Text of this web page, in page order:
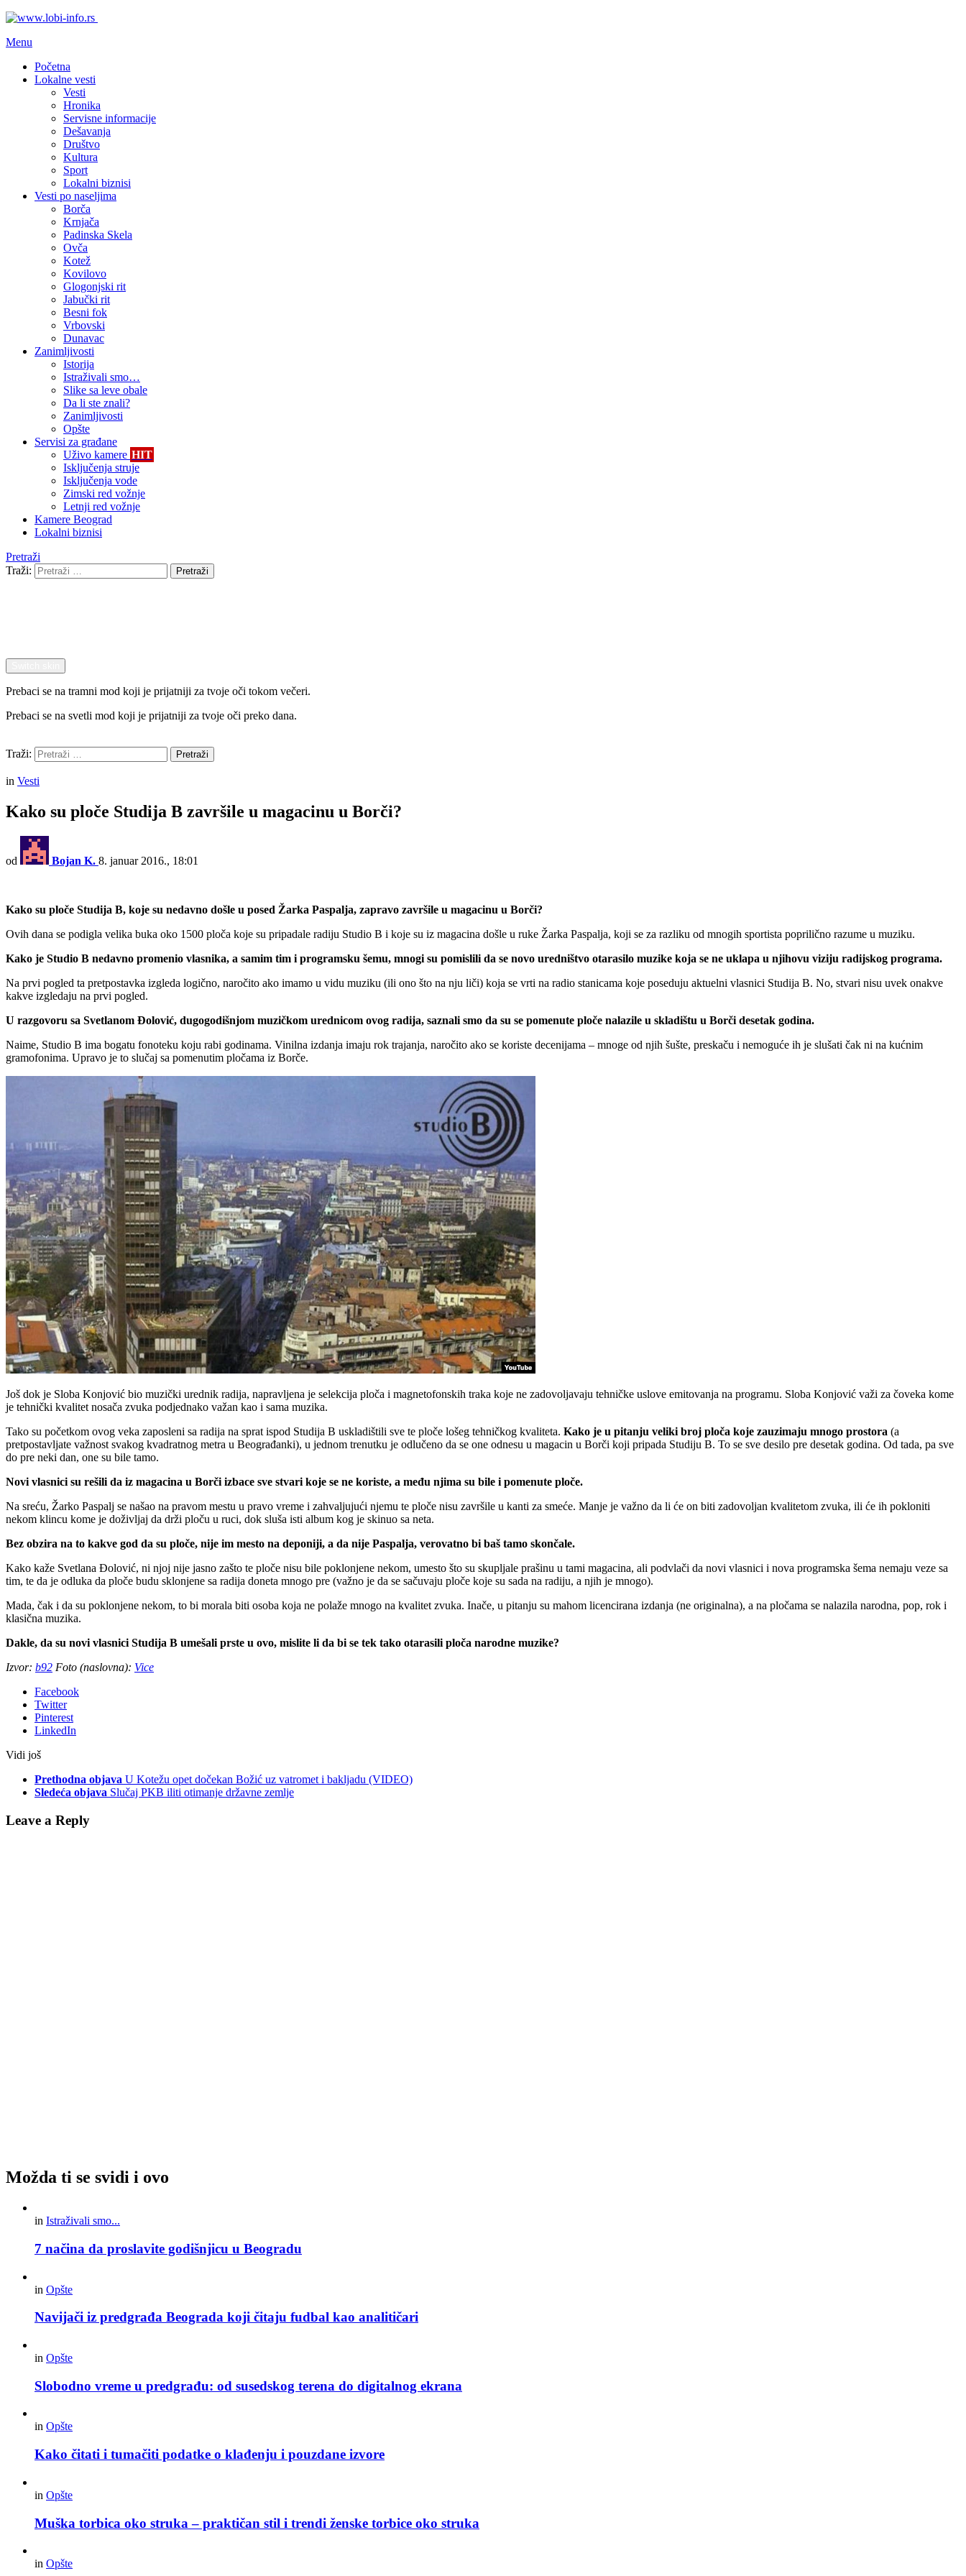
Menu
Početna
Lokalne vesti
Vesti
Hronika
Servisne informacije
Dešavanja
Društvo
Kultura
Sport
Lokalni biznisi
Vesti po naseljima
Borča
Krnjača
Padinska Skela
Ovča
Kotež
Kovilovo
Glogonjski rit
Jabučki rit
Besni fok
Vrbovski
Dunavac
Zanimljivosti
Istorija
Istraživali smo…
Slike sa leve obale
Da li ste znali?
Zanimljivosti
Opšte
Servisi za građane
Uživo kamere HIT
Isključenja struje
Isključenja vode
Zimski red vožnje
Letnji red vožnje
Kamere Beograd
Lokalni biznisi
Pretraži
Traži:
Pretraži
Prebaci se na tramni mod koji je prijatniji za tvoje oči tokom večeri.
Prebaci se na svetli mod koji je prijatniji za tvoje oči preko dana.
Traži:
Pretraži
in Vesti
Kako su ploče Studija B završile u magacinu u Borči?
od Bojan K. 8. januar 2016., 18:01
Kako su ploče Studija B, koje su nedavno došle u posed Žarka Paspalja, zapravo završile u magacinu u Borči?
Ovih dana se podigla velika buka oko 1500 ploča koje su pripadale radiju Studio B i koje su iz magacina došle u ruke Žarka Paspalja, koji se za razliku od mnogih sportista poprilično razume u muziku.
Kako je Studio B nedavno promenio vlasnika, a samim tim i programsku šemu, mnogi su pomislili da se novo uredništvo otarasilo muzike koja se ne uklapa u njihovu viziju radijskog programa.
Na prvi pogled ta pretpostavka izgleda logično, naročito ako imamo u vidu muziku (ili ono što na nju liči) koja se vrti na radio stanicama koje poseduju aktuelni vlasnici Studija B. No, stvari nisu uvek onakve
kakve izgledaju na prvi pogled.
U razgovoru sa Svetlanom Đolović, dugogodišnjom muzičkom urednicom ovog radija, saznali smo da su se pomenute ploče nalazile u skladištu u Borči desetak godina.
Naime, Studio B ima bogatu fonoteku koju rabi godinama. Vinilna izdanja imaju rok trajanja, naročito ako se koriste decenijama – mnoge od njih šušte, preskaču i nemoguće ih je slušati čak ni na kućnim
gramofonima. Upravo je to slučaj sa pomenutim pločama iz Borče.
Još dok je Sloba Konjović bio muzički urednik radija, napravljena je selekcija ploča i magnetofonskih traka koje ne zadovoljavaju tehničke uslove emitovanja na programu. Sloba Konjović važi za čoveka kome
je tehnički kvalitet nosača zvuka podjednako važan kao i sama muzika.
Tako su početkom ovog veka zaposleni sa radija na sprat ispod Studija B uskladištili sve te ploče lošeg tehničkog kvaliteta. Kako je u pitanju veliki broj ploča koje zauzimaju mnogo prostora (a
pretpostavljate važnost svakog kvadratnog metra u Beograđanki), u jednom trenutku je odlučeno da se one odnesu u magacin u Borči koji pripada Studiju B. To se sve desilo pre desetak godina. Od tada, pa sve
do pre neki dan, one su bile tamo.
Novi vlasnici su rešili da iz magacina u Borči izbace sve stvari koje se ne koriste, a među njima su bile i pomenute ploče.
Na sreću, Žarko Paspalj se našao na pravom mestu u pravo vreme i zahvaljujući njemu te ploče nisu završile u kanti za smeće. Manje je važno da li će on biti zadovoljan kvalitetom zvuka, ili će ih pokloniti
nekom klincu kome je doživljaj da drži ploču u ruci, dok sluša isti album kog je skinuo sa neta.
Bez obzira na to kakve god da su ploče, nije im mesto na deponiji, a da nije Paspalja, verovatno bi baš tamo skončale.
Kako kaže Svetlana Đolović, ni njoj nije jasno zašto te ploče nisu bile poklonjene nekom, umesto što su skupljale prašinu u tami magacina, ali podvlači da novi vlasnici i nova programska šema nemaju veze sa
tim, te da je odluka da ploče budu sklonjene sa radija doneta mnogo pre (važno je da se sačuvaju ploče koje su sada na radiju, a njih je mnogo).
Mada, čak i da su poklonjene nekom, to bi morala biti osoba koja ne polaže mnogo na kvalitet zvuka. Inače, u pitanju su mahom licencirana izdanja (ne originalna), a na pločama se nalazila narodna, pop, rok i
klasična muzika.
Dakle, da su novi vlasnici Studija B umešali prste u ovo, mislite li da bi se tek tako otarasili ploča narodne muzike?
Izvor: b92 Foto (naslovna): Vice
Facebook
Twitter
Pinterest
LinkedIn
Vidi još
Prethodna objava U Kotežu opet dočekan Božić uz vatromet i bakljadu (VIDEO)
Sledeća objava Slučaj PKB iliti otimanje državne zemlje
Leave a Reply
Možda ti se svidi i ovo
in Istraživali smo...
7 načina da proslavite godišnjicu u Beogradu
in Opšte
Navijači iz predgrađa Beograda koji čitaju fudbal kao analitičari
in Opšte
Slobodno vreme u predgrađu: od susedskog terena do digitalnog ekrana
in Opšte
Kako čitati i tumačiti podatke o klađenju i pouzdane izvore
in Opšte
Muška torbica oko struka – praktičan stil i trendi ženske torbice oko struka
in Opšte